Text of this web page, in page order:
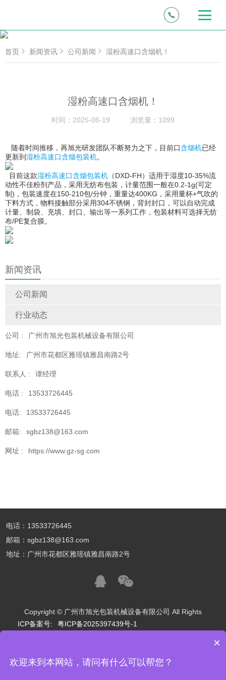
新闻资讯
公司新闻
行业动态
公司 : 广州市旭光包装机械设备有限公司
地址: 广州市花都区雅瑶镇雅昌南路2号
联系人 : 谭经理
电话 : 13533726445
电话: 13533726445
邮箱: sgbz138@163.com
网址 : https://www.gz-sg.com
首页 新闻资讯 公司新闻 湿粉高速口含烟机！
湿粉高速口含烟机！
时间： 2025-06-19 浏览量： 1099
随着时间推移，再旭光研发团队不断努力之下，目前口含烟机已经
更新到湿粉高速口含烟包装机。
目前这款湿粉高速口含烟包装机 （DXD-FH）适用于湿度10-35%流
动性不佳粉剂产品，采用无纺布包装，计量范围一般在0.2-1g(可定
制)，包装速度在150-210包/分钟，重量达400KG，采用量杯+气吹的
下料方式，物料接触部分采用304不锈钢，背封封口，可以自动完成
计量、制袋、充填、封口、输出等一系列工作，包装材料可选择无纺
布/PE复合膜。
电话：13533726445
邮箱：sgbz138@163.com
地址：广州市花都区雅瑶镇雅昌南路2号
Copyright © 广州市旭光包装机械设备有限公司 All Rights
ICP备案号:
粤ICP备2025397439号-1
新乡市阿瑞斯机械设备有限公司
北京美丽在线国际旅行社有限公司
×
欢迎来到本网站，请问有什么可以帮您？